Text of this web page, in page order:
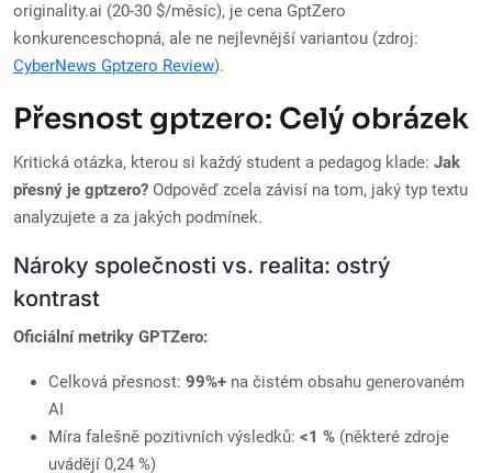
originality.ai (20-30 $/měsíc), je cena GptZero
konkurenceschopná, ale ne nejlevnější variantou (zdroj:
CyberNews Gptzero Review).
Přesnost gptzero: Celý obrázek
Kritická otázka, kterou si každý student a pedagog klade: Jak
přesný je gptzero? Odpověď zcela závisí na tom, jaký typ textu
analyzujete a za jakých podmínek.
Nároky společnosti vs. realita: ostrý
kontrast
Oficiální metriky GPTZero:
Celková přesnost: 99%+ na čistém obsahu generovaném
AI
Míra falešně pozitivních výsledků: <1 % (některé zdroje
uvádějí 0,24 %)